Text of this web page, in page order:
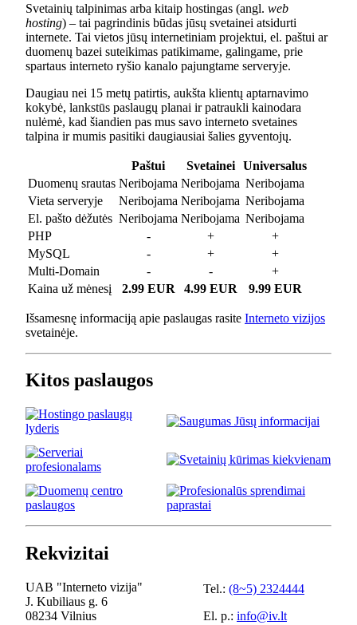
Svetainių talpinimas arba kitaip hostingas (angl. web
hosting) – tai pagrindinis būdas jūsų svetainei atsidurti
internete. Tai vietos jūsų internetiniam projektui, el. paštui ar
duomenų bazei suteikimas patikimame, galingame, prie
spartaus interneto ryšio kanalo pajungtame serveryje.
Daugiau nei 15 metų patirtis, aukšta klientų aptarnavimo
kokybė, lankstūs paslaugų planai ir patraukli kainodara
nulėmė, kad šiandien pas mus savo interneto svetaines
talpina ir mumis pasitiki daugiausiai šalies gyventojų.
Paštui Svetainei
Universalus
Duomenų srautas Neribojama Neribojama Neribojama
Vieta serveryje
Neribojama Neribojama Neribojama
El. pašto dėžutės Neribojama Neribojama Neribojama
PHP
- +
+
MySQL
- +
+
Multi-Domain
- -
+
Kaina už mėnesį
2.99 EUR 4.99 EUR 9.99 EUR
Išsamesnę informaciją apie paslaugas rasite Interneto vizijos
svetainėje.
Kitos paslaugos
Rekvizitai
UAB "Interneto vizija"
J. Kubiliaus g. 6
08234 Vilnius
Tel.: (8~5) 2324444
El. p.: info@iv.lt